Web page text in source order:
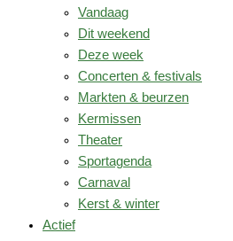
Vandaag
Dit weekend
Deze week
Concerten & festivals
Markten & beurzen
Kermissen
Theater
Sportagenda
Carnaval
Kerst & winter
Actief